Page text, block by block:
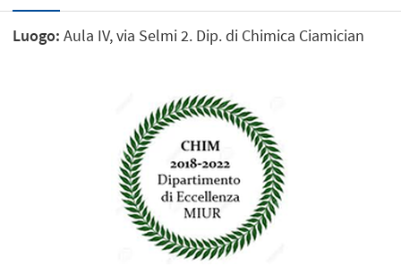
Luogo: Aula IV, via Selmi 2. Dip. di Chimica Ciamician